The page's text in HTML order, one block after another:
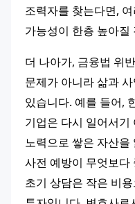
조력자를 찾는다면,
가능성이 한층 높아질
더 나아가, 금융법 위
문제가 아니라 삶과
있습니다. 예를 들어,
기업은 다시 일어서기
노력으로 쌓은 자산을
사전 예방이 무엇보다
초기 상담은 작은 비